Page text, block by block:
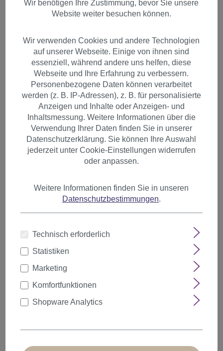
Haarteil Mittelbraun Braun
glatt Band + Klammer
Befestigung YZF-TS18-12
Farbeauswählen
ab5 5% 5,69 €*
Wir benötigen Ihre Zustimmung, bevor Sie unsere
Website weiter besuchen können.
Wir verwenden Cookies und andere Technologien
auf unserer Webseite. Einige von ihnen sind
essenziell, während andere uns helfen, diese
Webseite und Ihre Erfahrung zu verbessern.
Personenbezogene Daten können verarbeitet
werden (z. B. IP-Adressen), z. B. für personalisierte
Anzeigen und Inhalte oder Anzeigen- und
Inhaltsmessung. Weitere Informationen über die
Verwendung Ihrer Daten finden Sie in unserer
Datenschutzerklärung. Sie können Ihre Auswahl
jederzeit unter Cookie-Einstellungen widerrufen
oder anpassen.
Weitere Informationen finden Sie in unseren
Datenschutzbestimmungen.
Technisch erforderlich
Statistiken
Marketing
Komfortfunktionen
Shopware Analytics